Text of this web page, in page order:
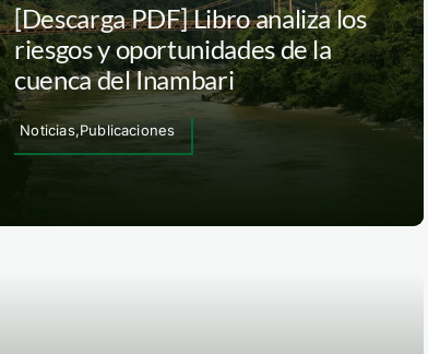
[Descarga PDF] Libro analiza los
riesgos y oportunidades de la
cuenca del Inambari
Noticias,Publicaciones